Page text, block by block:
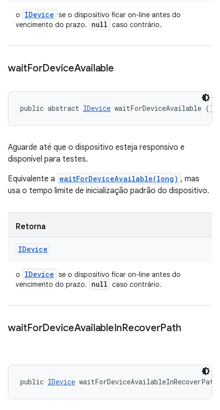
o IDevice se o dispositivo ficar on-line antes do
vencimento do prazo.
null caso contrário.
waitForDeviceAvailable
public abstract IDevice waitForDeviceAvailable ()
Aguarde até que o dispositivo esteja responsivo e
disponível para testes.
Equivalente a waitForDeviceAvailable(long) , mas
usa o tempo limite de inicialização padrão do dispositivo.
Retorna
IDevice
o IDevice se o dispositivo ficar on-line antes do
vencimento do prazo.
null caso contrário.
waitForDeviceAvailableInRecoverPath
public IDevice